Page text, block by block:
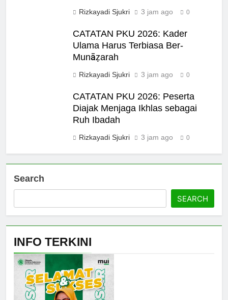
Rizkayadi Sjukri 3 jam ago 0
CATATAN PKU 2026: Kader
Ulama Harus Terbiasa Ber-
Munāẓarah
Rizkayadi Sjukri 3 jam ago 0
CATATAN PKU 2026: Peserta
Diajak Menjaga Ikhlas sebagai
Ruh Ibadah
Rizkayadi Sjukri 3 jam ago 0
Search
SEARCH
INFO TERKINI
Ahmad: Ilmu Harus Menjadi
6
Universitas Republik Indonesia
OPINI
7